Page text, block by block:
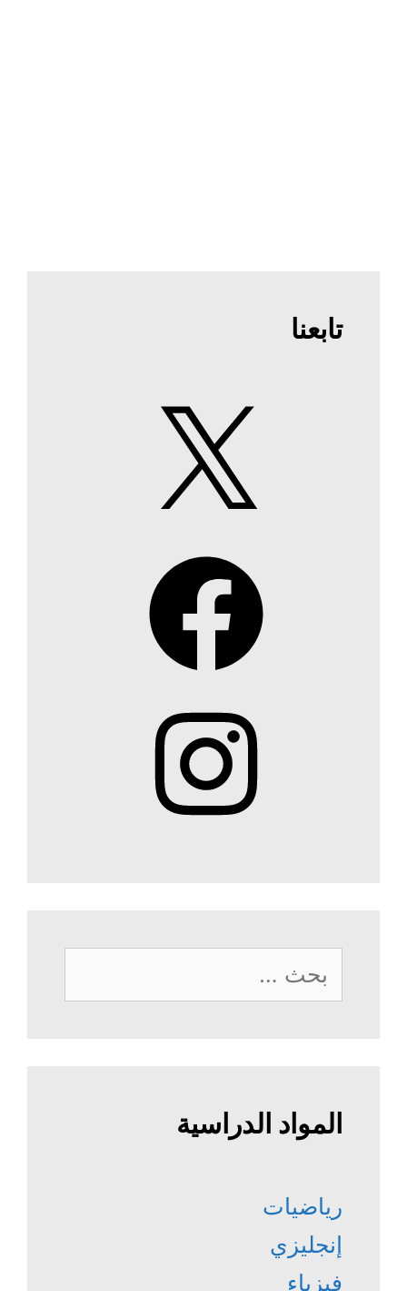
تابعنا
Facebook
Instagram
البحث
عن:
المواد الدراسية
رياضيات
إنجليزي
فيزياء